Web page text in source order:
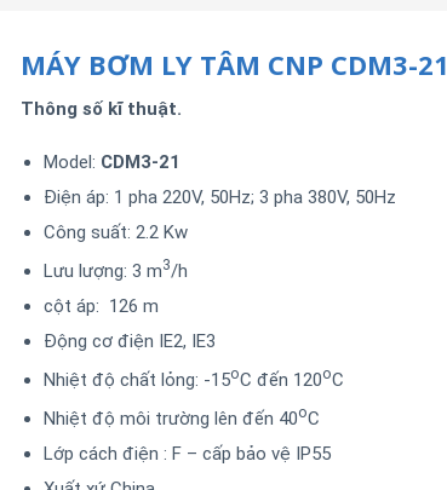
MÁY BƠM LY TÂM CNP CDM3-21
Thông số kĩ thuật.
Model: CDM3-21
Điện áp: 1 pha 220V, 50Hz; 3 pha 380V, 50Hz
Công suất: 2.2 Kw
Lưu lượng: 3 m3/h
cột áp: 126 m
Động cơ điện IE2, IE3
Nhiệt độ chất lỏng: -15oC đến 120oC
Nhiệt độ môi trường lên đến 40oC
Lớp cách điện : F – cấp bảo vệ IP55